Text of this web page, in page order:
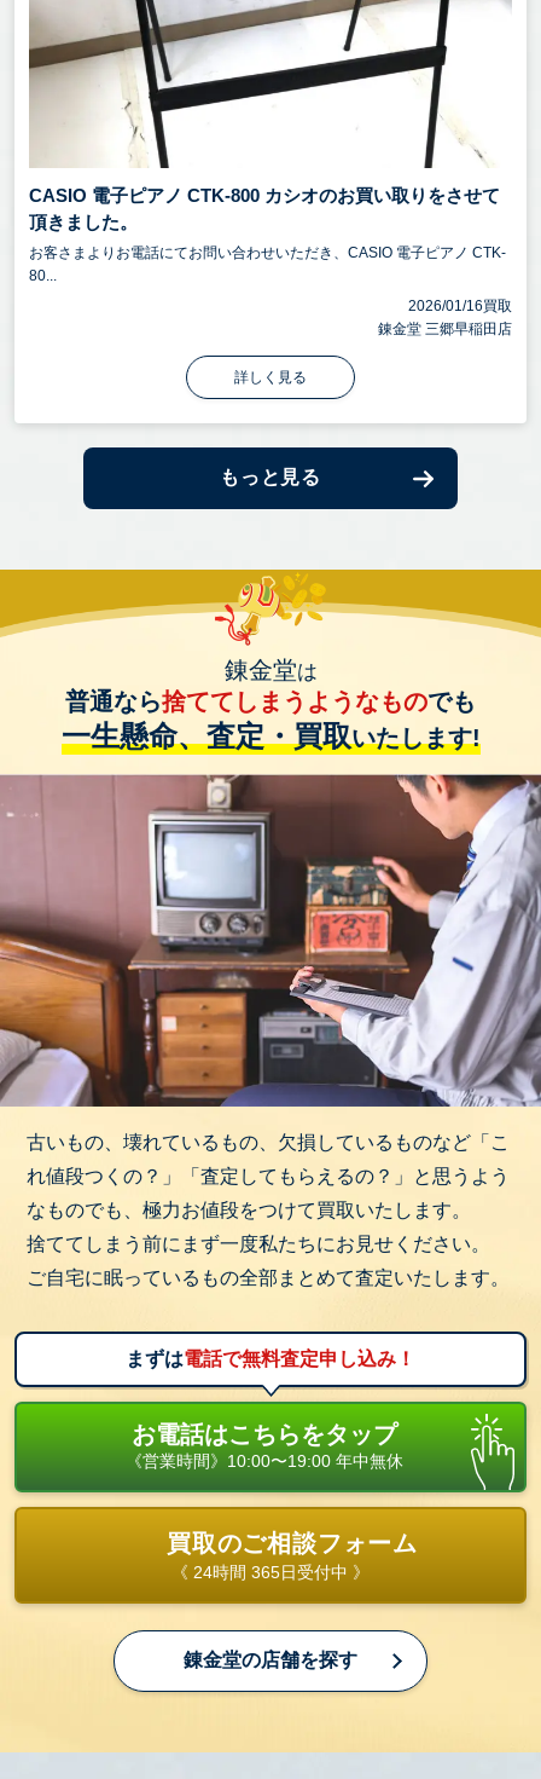
CASIO 電子ピアノ CTK-800 カシオのお買い取りをさせて
頂きました。
お客さまよりお電話にてお問い合わせいただき、CASIO 電子ピアノ CTK-
80...
2026/01/16買取
錬金堂 三郷早稲田店
詳しく見る
もっと見る
錬金堂は
普通なら捨ててしまうようなものでも
一生懸命、査定・買取いたします!
古いもの、壊れているもの、欠損しているものなど「こ
れ値段つくの？」「査定してもらえるの？」と思うよう
なものでも、極力お値段をつけて買取いたします。
捨ててしまう前にまず一度私たちにお見せください。
ご自宅に眠っているもの全部まとめて査定いたします。
まずは電話で無料査定申し込み！
お電話はこちらをタップ
《営業時間》10:00〜19:00 年中無休
買取のご相談フォーム
《 24時間 365日受付中 》
錬金堂の店舗を探す